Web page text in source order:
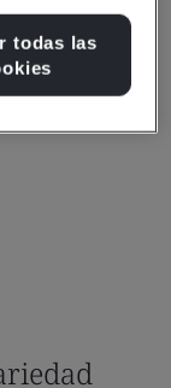
los
de
carbono y
todas las